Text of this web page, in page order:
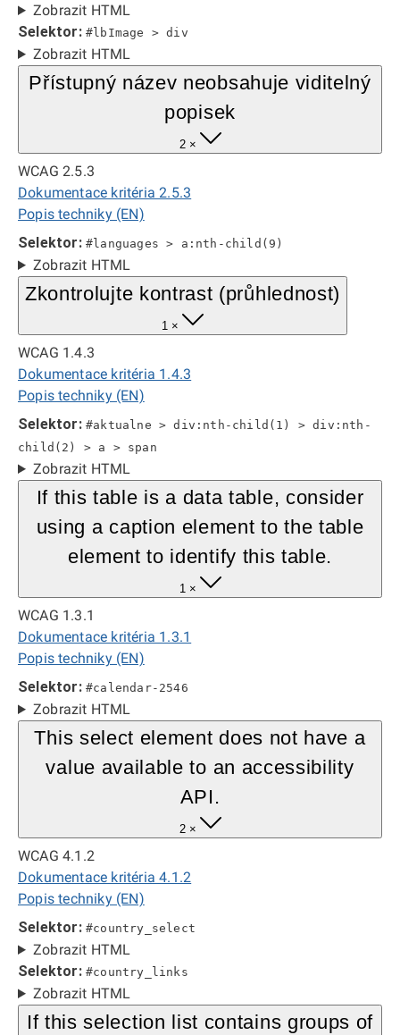
Zobrazit HTML
Selektor: #lbImage > div
Zobrazit HTML
Přístupný název neobsahuje viditelný
popisek
2 ×
WCAG 2.5.3
Dokumentace kritéria 2.5.3
Popis techniky (EN)
Selektor: #languages > a:nth-child(9)
Zobrazit HTML
Zkontrolujte kontrast (průhlednost)
1 ×
WCAG 1.4.3
Dokumentace kritéria 1.4.3
Popis techniky (EN)
Selektor: #aktualne > div:nth-child(1) > div:nth-
child(2) > a > span
Zobrazit HTML
If this table is a data table, consider
using a caption element to the table
element to identify this table.
1 ×
WCAG 1.3.1
Dokumentace kritéria 1.3.1
Popis techniky (EN)
Selektor: #calendar-2546
Zobrazit HTML
This select element does not have a
value available to an accessibility
API.
2 ×
WCAG 4.1.2
Dokumentace kritéria 4.1.2
Popis techniky (EN)
Selektor: #country_select
Zobrazit HTML
Selektor: #country_links
Zobrazit HTML
If this selection list contains groups of